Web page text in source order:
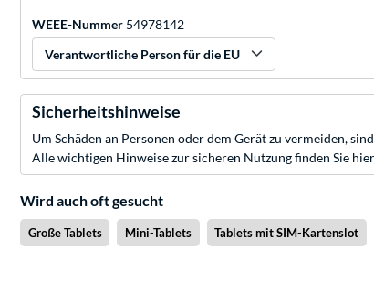
WEEE-Nummer 54978142
Verantwortliche Person für die EU
Sicherheitshinweise
Um Schäden an Personen oder dem Gerät zu vermeiden,
Alle wichtigen Hinweise zur sicheren Nutzung finden Sie
Wird auch oft gesucht
Große Tablets Mini-Tablets Tablets mit SIM-Kartenslot